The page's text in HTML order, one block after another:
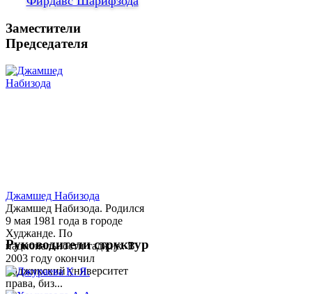
Заместители
Председателя
Джамшед Набизода
Джамшед Набизода. Родился
9 мая 1981 года в городе
Худжанде. По
национальности таджик. В
2003 году окончил
Таджикский университет
права, биз...
Руководители структур